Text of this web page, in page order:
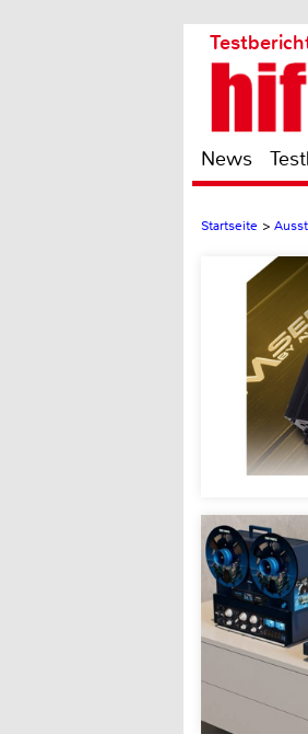
News
Startseite >